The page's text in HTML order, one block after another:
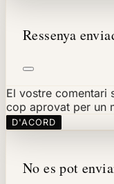
Ressenya
El vostre comentari
cop aprovat per un
D'ACORD
No es pot